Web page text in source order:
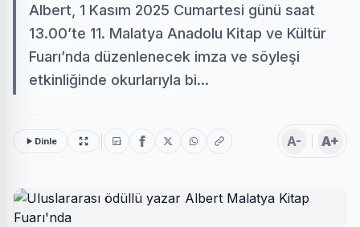
Albert, 1 Kasım 2025 Cumartesi günü saat
13.00’te 11. Malatya Anadolu Kitap ve Kültür
Fuarı’nda düzenlenecek imza ve söyleşi
etkinliğinde okurlarıyla bi...
Dinle A- A+